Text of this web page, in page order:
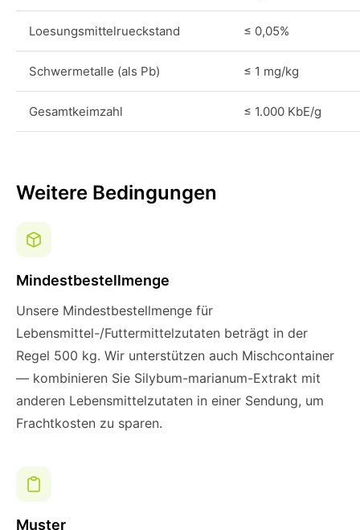
Loesungsmittelrueckstand ≤ 0,05%
Schwermetalle (als Pb) ≤ 1 mg/kg
Gesamtkeimzahl ≤ 1.000 KbE/g
Weitere Bedingungen
Mindestbestellmenge
Unsere Mindestbestellmenge für
Lebensmittel-/Futtermittelzutaten beträgt in der
Regel 500 kg. Wir unterstützen auch Mischcontainer
— kombinieren Sie Silybum-marianum-Extrakt mit
anderen Lebensmittelzutaten in einer Sendung, um
Frachtkosten zu sparen.
Muster